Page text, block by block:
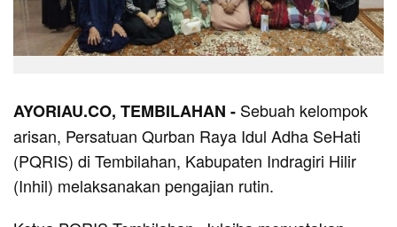
AYORIAU.CO, TEMBILAHAN - Sebuah kelompok
arisan, Persatuan Qurban Raya Idul Adha SeHati
(PQRIS) di Tembilahan, Kabupaten Indragiri Hilir
(Inhil) melaksanakan pengajian rutin.